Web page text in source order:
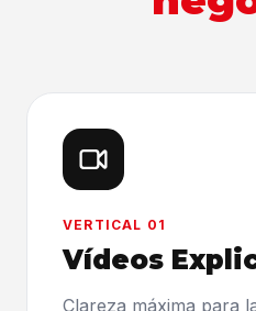
VERTICAL 01
Vídeos
Clareza máxima para